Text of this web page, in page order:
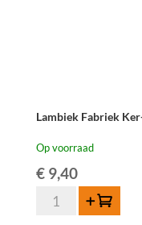
Lambiek Fabriek
Op voorraad
€9,40
Lambiek
Toevoegen